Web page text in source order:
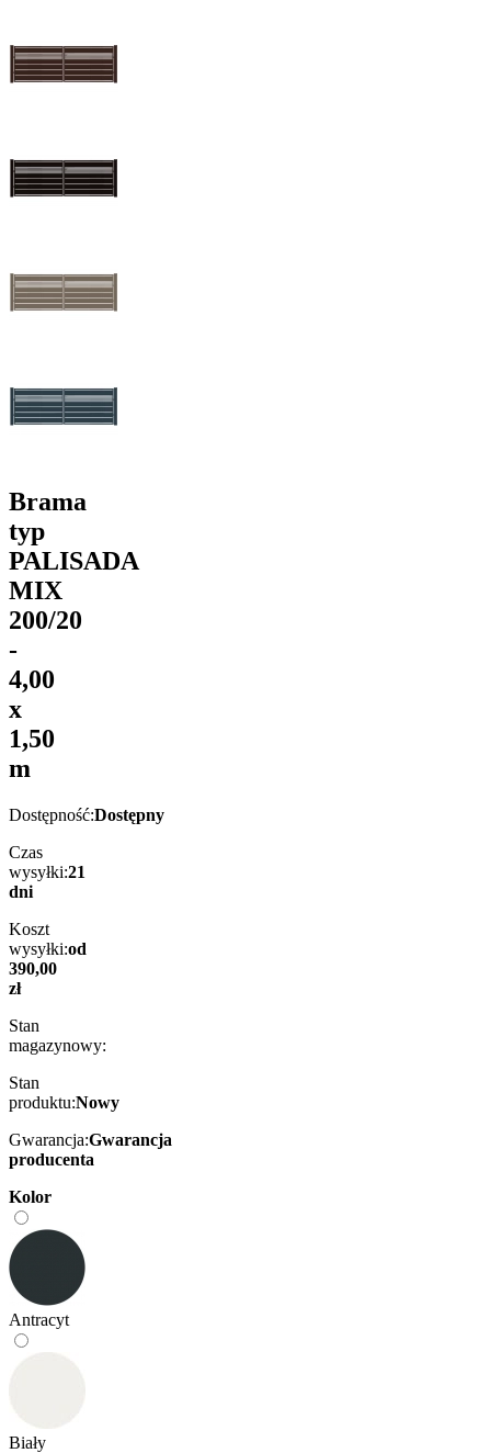
Brama
typ
PALISADA
MIX
200/20
-
4,00
x
1,50
m
Dostępność:Dostępny
Czas
wysyłki:21
dni
Koszt
wysyłki:od
390,00
zł
Stan
magazynowy:
Stan
produktu:Nowy
Gwarancja:Gwarancja
producenta
Kolor
Antracyt
Biały